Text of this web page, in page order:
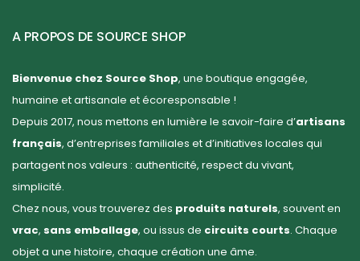
A PROPOS DE SOURCE SHOP
Bienvenue chez Source Shop, une boutique engagée,
humaine et artisanale et écoresponsable !
Depuis 2017, nous mettons en lumière le savoir-faire d’artisans
français, d’entreprises familiales et d’initiatives locales qui
partagent nos valeurs : authenticité, respect du vivant,
simplicité.
Chez nous, vous trouverez des produits naturels, souvent en
vrac, sans emballage, ou issus de circuits courts. Chaque
objet a une histoire, chaque création une âme.